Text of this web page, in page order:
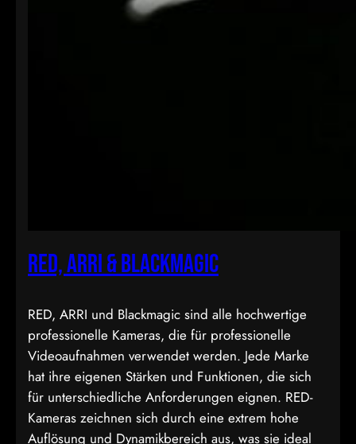
RED, ARRI & BLACKMAGIC
RED, ARRI und Blackmagic sind alle hochwertige
professionelle Kameras, die für professionelle
Videoaufnahmen verwendet werden. Jede Marke
hat ihre eigenen Stärken und Funktionen, die sich
für unterschiedliche Anforderungen eignen. RED-
Kameras zeichnen sich durch eine extrem hohe
Auflösung und Dynamikbereich aus, was sie ideal